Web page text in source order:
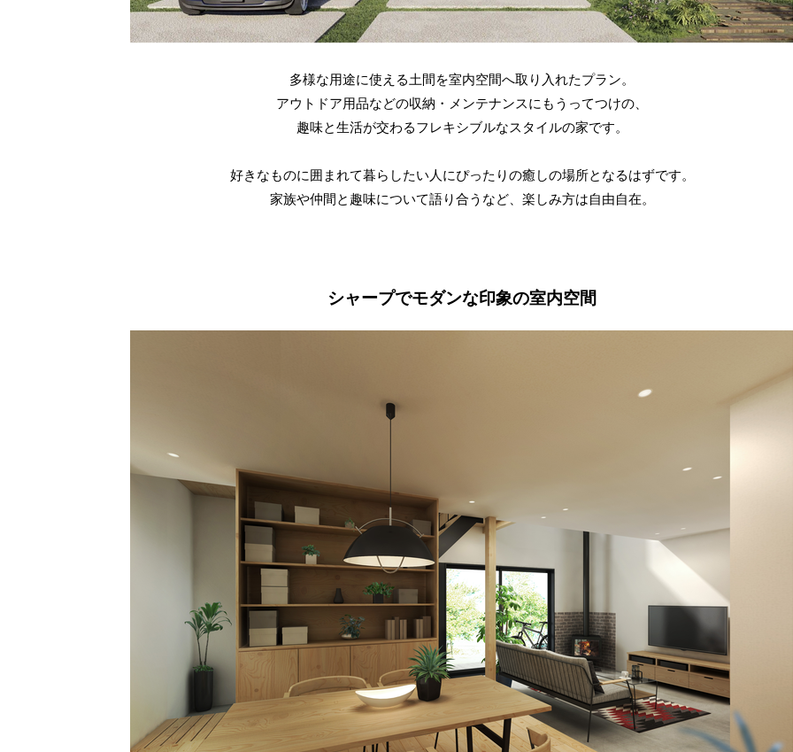
多様な用途に使える土間を室内空間へ取り入れたプラン。
アウトドア用品などの収納・メンテナンスにもうってつけの、
趣味と生活が交わるフレキシブルなスタイルの家です。
好きなものに囲まれて暮らしたい人にぴったりの癒しの場所となるはずです。
家族や仲間と趣味について語り合うなど、楽しみ方は自由自在。
シャープでモダンな印象の室内空間